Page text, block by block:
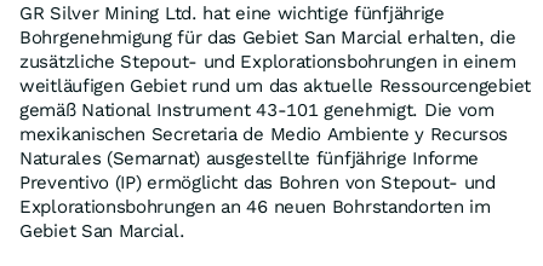
GR Silver Mining Ltd. hat eine wichtige fünfjährige
Bohrgenehmigung für das Gebiet San Marcial erhalten, die
zusätzliche Stepout- und Explorationsbohrungen in einem
weitläufigen Gebiet rund um das aktuelle Ressourcengebiet
gemäß National Instrument 43-101 genehmigt. Die vom
mexikanischen Secretaria de Medio Ambiente y Recursos
Naturales (Semarnat) ausgestellte fünfjährige Informe
Preventivo (IP) ermöglicht das Bohren von Stepout- und
Explorationsbohrungen an 46 neuen Bohrstandorten im
Gebiet San Marcial.